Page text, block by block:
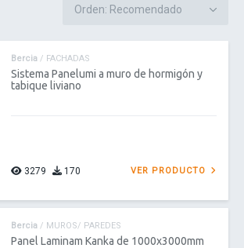
Bercia / FACHADAS
Sistema Panelumi a muro de hormigón y
tabique liviano
3279 170 VER PRODUCTO
Bercia / MUROS/ PAREDES
Panel Laminam Kanka de 1000x3000mm